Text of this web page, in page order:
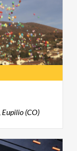
Eupilio (CO)